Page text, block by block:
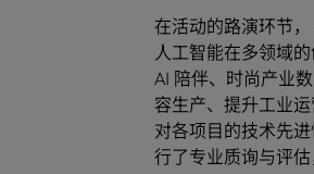
在活动的路演环节
人工智能在多领域
AI 陪伴、时尚产业
容生产、提升工业
对各项目的技术先
行了专业质询与评